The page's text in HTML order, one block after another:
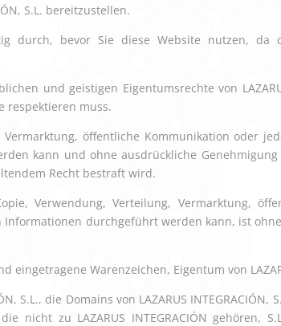
S.L. bereitzustellen.
durch, bevor Sie diese Website nutzen, da
und geistigen Eigentumsrechte von
respektieren muss.
öffentliche Kommunikation oder
kann und ohne ausdrückliche Genehmigung
Recht bestraft wird.
Verwendung, Verteilung, Vermarktung,
durchgeführt werden kann, ist ohne
Warenzeichen, Eigentum von
S.L., die Domains von LAZARUS
nicht zu LAZARUS INTEGRACIÓN gehören,